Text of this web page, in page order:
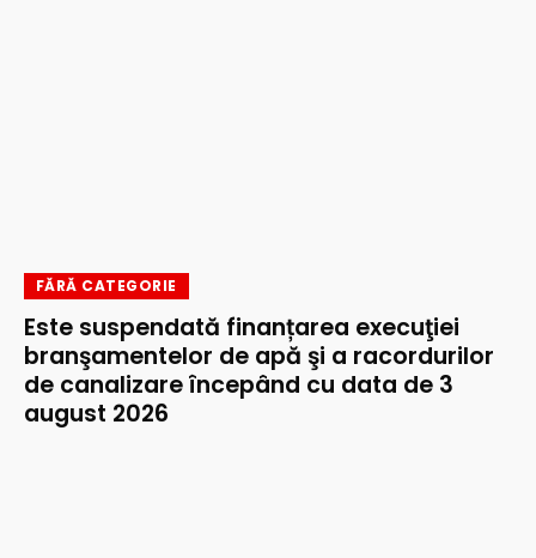
FĂRĂ CATEGORIE
Este suspendată finanțarea execuţiei
branşamentelor de apă şi a racordurilor
de canalizare începând cu data de 3
august 2026